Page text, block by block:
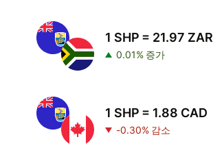
1 SHP = 21.97 ZAR
0.01% 증가
1 SHP = 1.88 CAD
-0.30% 감소